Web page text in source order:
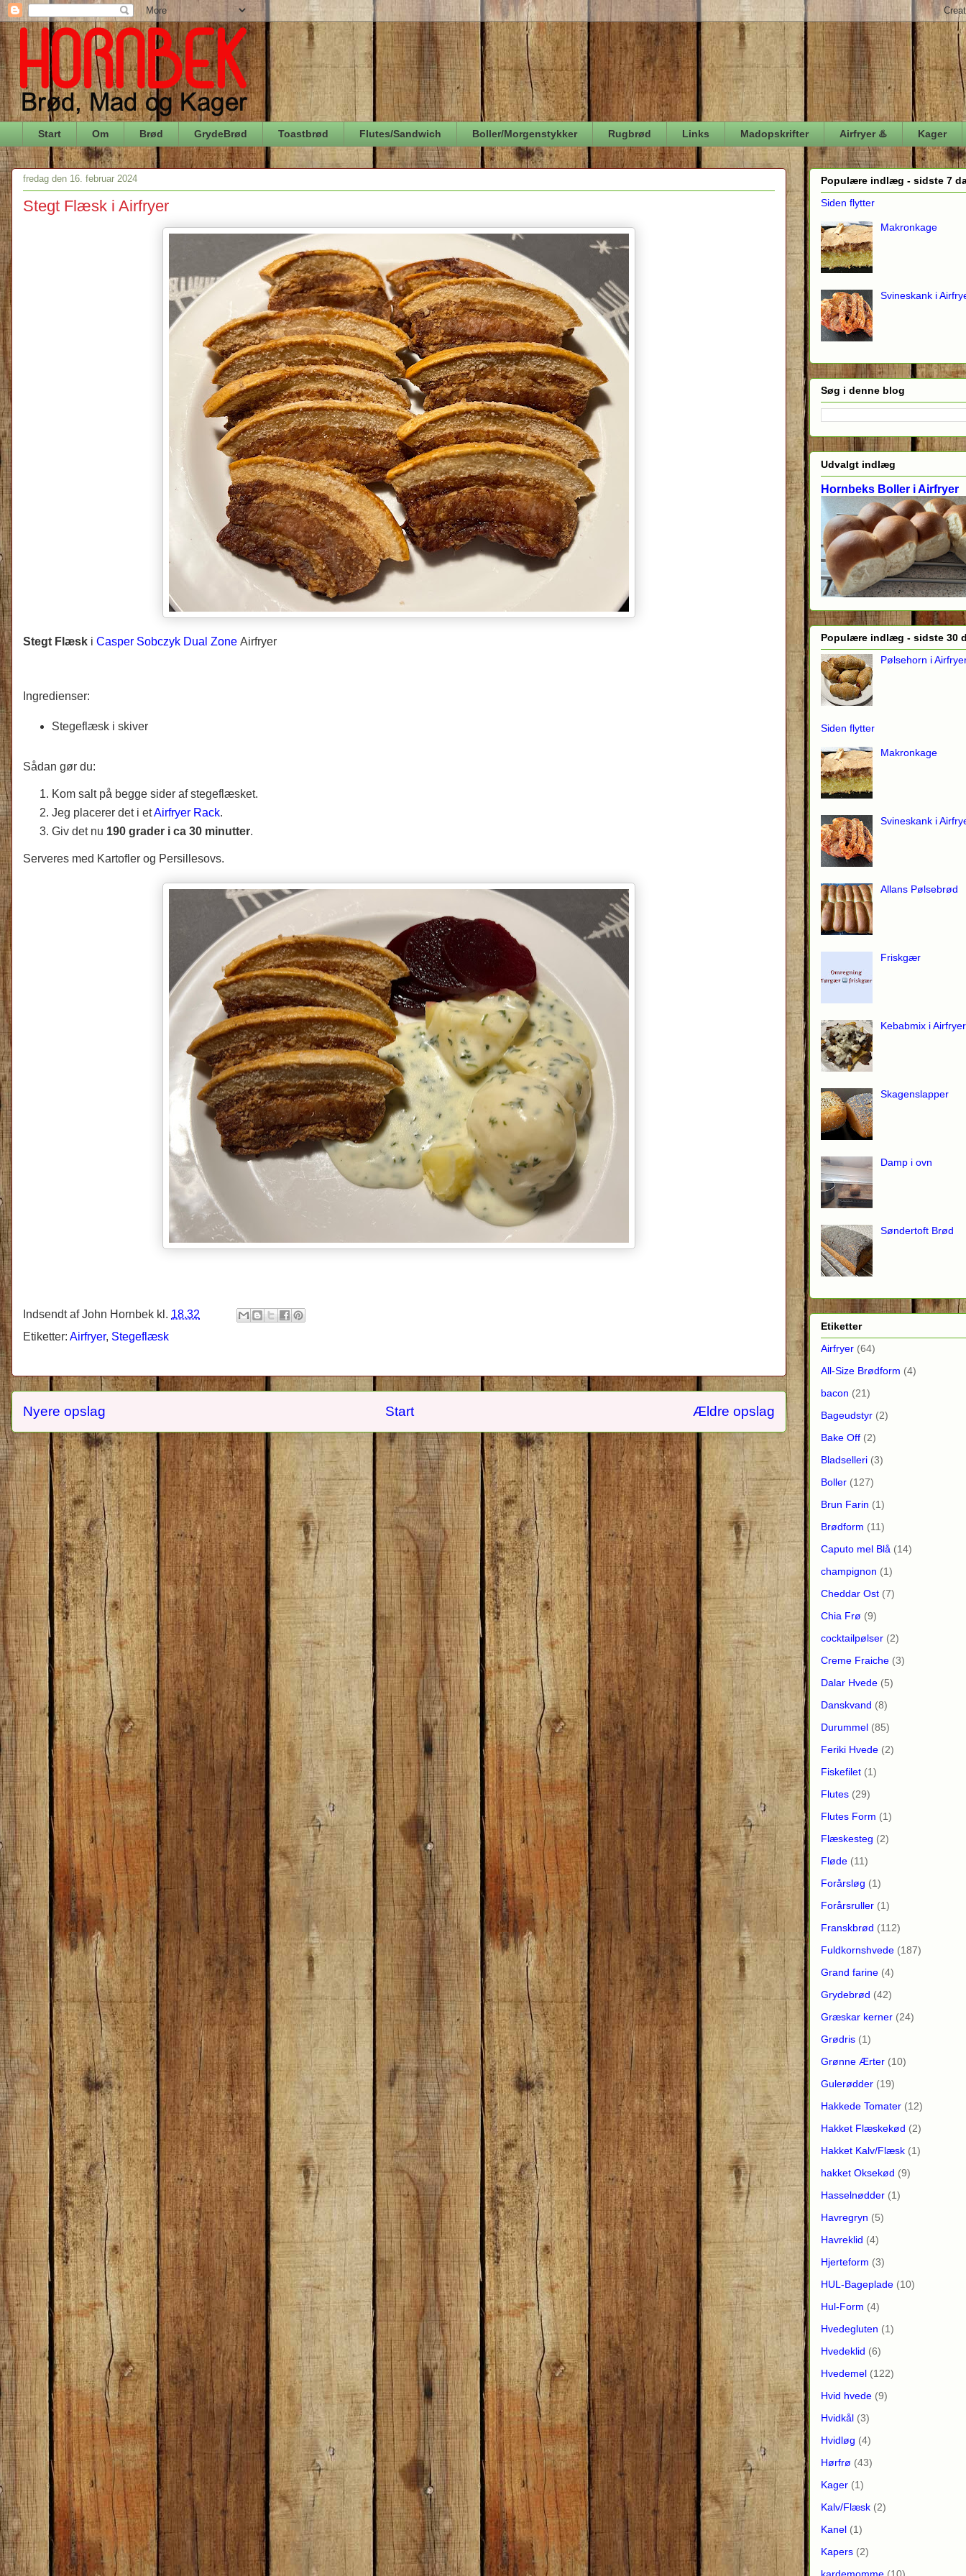
Start Om Brød GrydeBrød Toastbrød Flutes/Sandwich Boller/Morgenstykker Rugbrød Links Madopskrifter Airfryer ♨️ Kager
fredag den 16. februar 2024
Stegt Flæsk i Airfryer
Stegt Flæsk i Casper Sobczyk Dual Zone Airfryer
Ingredienser:
Stegeflæsk i skiver
Sådan gør du:
Kom salt på begge sider af stegeflæsket.
Jeg placerer det i etAirfryer Rack.
Giv det nu 190 grader i ca 30 minutter.
Serveres med Kartofler og Persillesovs.
Indsendt afJohn Hornbek kl. 18.32
Etiketter: Airfryer, Stegeflæsk
Nyere opslag Ældre opslag
Start
Populære indlæg - sidste 7
Siden flytter
Makronkage
Svineskank i
Søg i denne blog
Udvalgt indlæg
Hornbeks Boller i Airfryer
Populære indlæg - sidste 30
Pølsehorn i
Siden flytter
Makronkage
Svineskank i
Allans Pølsebrød
Friskgær
Kebabmix i Airfryer
Skagenslapper
Damp i ovn
Søndertoft Brød
Etiketter
Airfryer (64)
All-Size Brødform (4)
bacon (21)
Bageudstyr (2)
Bake Off (2)
Bladselleri (3)
Boller (127)
Brun Farin (1)
Brødform (11)
Caputo mel Blå (14)
champignon (1)
Cheddar Ost (7)
Chia Frø (9)
cocktailpølser (2)
Creme Fraiche (3)
Dalar Hvede (5)
Danskvand (8)
Durummel (85)
Feriki Hvede (2)
Fiskefilet (1)
Flutes (29)
Flutes Form (1)
Flæskesteg (2)
Fløde (11)
Forårsløg (1)
Forårsruller (1)
Franskbrød (112)
Fuldkornshvede (187)
Grand farine (4)
Grydebrød (42)
Græskar kerner (24)
Grødris (1)
Grønne Ærter (10)
Gulerødder (19)
Hakkede Tomater (12)
Hakket Flæskekød (2)
Hakket Kalv/Flæsk (1)
hakket Oksekød (9)
Hasselnødder (1)
Havregryn (5)
Havreklid (4)
Hjerteform (3)
HUL-Bageplade (10)
Hul-Form (4)
Hvedegluten (1)
Hvedeklid (6)
Hvedemel (122)
Hvid hvede (9)
Hvidkål (3)
Hvidløg (4)
Hørfrø (43)
Kager (1)
Kalv/Flæsk (2)
Kanel (1)
Kapers (2)
kardemomme (10)